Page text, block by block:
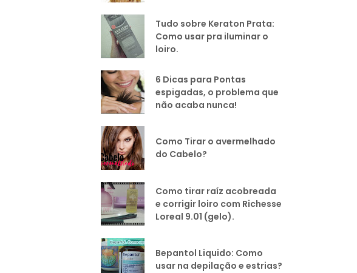
Tudo sobre Keraton Prata:
Como usar pra iluminar o
loiro.
6 Dicas para Pontas
espigadas, o problema que
não acaba nunca!
Como Tirar o avermelhado
do Cabelo?
Como tirar raíz acobreada
e corrigir loiro com Richesse
Loreal 9.01 (gelo).
Bepantol Liquido: Como
usar na depilação e estrias?